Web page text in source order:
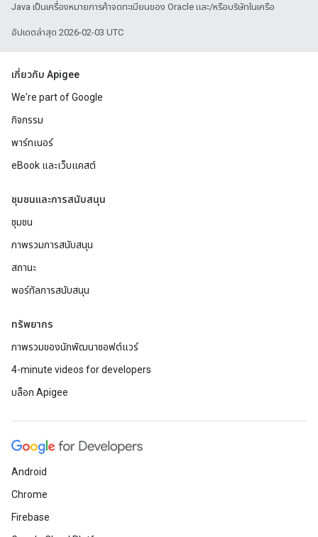
Java เป็นเครื่องหมายการค้าจดทะเบียนของ Oracle และ/หรือบริษัทในเครือ
อัปเดตล่าสุด 2026-02-03 UTC
เกี่ยวกับ Apigee
We're part of Google
กิจกรรม
พาร์ทเนอร์
eBook และเว็บแคสต์
ชุมชนและการสนับสนุน
ชุมชน
ภาพรวมการสนับสนุน
สถานะ
พอร์ทัลการสนับสนุน
ทรัพยากร
ภาพรวมของนักพัฒนาซอฟต์แวร์
4-minute videos for developers
บล็อก Apigee
Android
Chrome
Firebase